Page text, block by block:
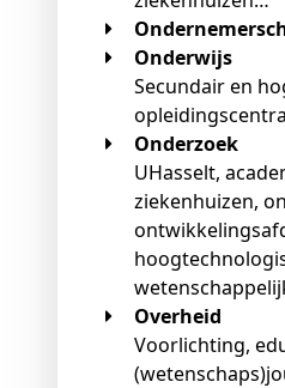
Onderwijs
Secundair en
opleidingscentra
Onderzoek
UHasselt,
ziekenhuizen,
Overheid
Voorlichting,